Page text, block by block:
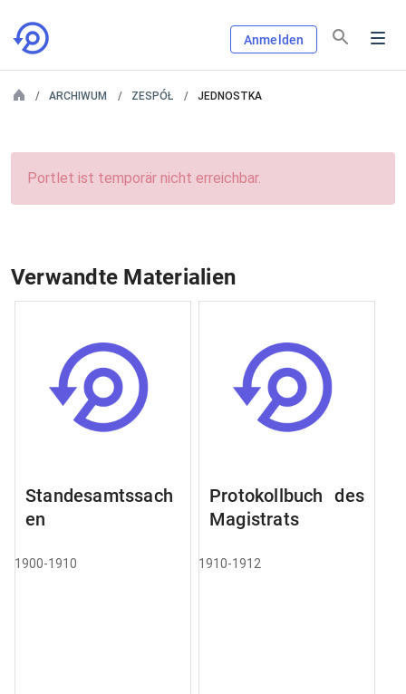
Anmelden
ARCHIWUM ZESPÓŁ JEDNOSTKA
Portlet ist temporär nicht erreichbar.
Verwandte Materialien
Standesamtssach
en
1900-1910
Protokollbuch des
Magistrats
1910-1912